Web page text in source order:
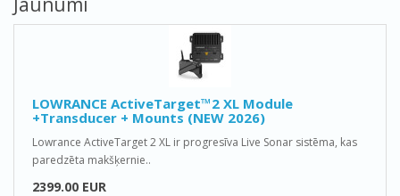
LOWRANCE ActiveTarget™2 XL Module
+Transducer + Mounts (NEW 2026)
Lowrance ActiveTarget 2 XL ir progresīva Live Sonar sistēma, kas
paredzēta makšķernie..
2399.00 EUR